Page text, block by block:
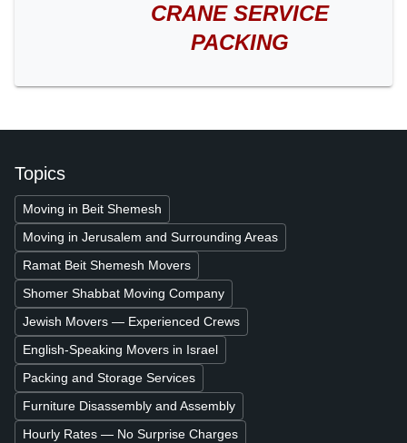
CRANE SERVICE
PACKING
Topics
Moving in Beit Shemesh
Moving in Jerusalem and Surrounding Areas
Ramat Beit Shemesh Movers
Shomer Shabbat Moving Company
Jewish Movers — Experienced Crews
English-Speaking Movers in Israel
Packing and Storage Services
Furniture Disassembly and Assembly
Hourly Rates — No Surprise Charges